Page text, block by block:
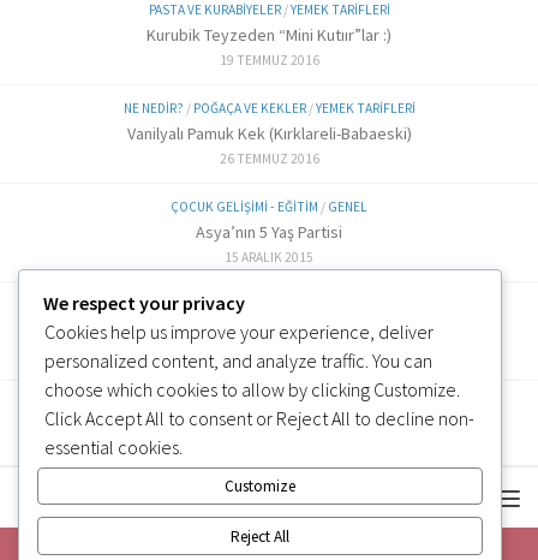
PASTA VE KURABIYELER/YEMEK TARIFLERI
Kurubik Teyzeden “Mini Kutıır”lar :)
19 TEMMUZ 2016
NE NEDIR? / POĞAÇA VE KEKLER/YEMEK TARIFLERI
Vanilyalı Pamuk Kek (Kırklareli-Babaeski)
26 TEMMUZ 2016
ÇOCUK GELIŞIMI - EĞITIM / GENEL
Asya’nın 5 Yaş Partisi
15 ARALIK 2015
ALTERNATIF TARIFLER
Labne Peynir Yapımı (6 ve üzeri)
3 OCAK 2019
We respect your privacy
Cookies help us improve your experience, deliver
personalized content, and analyze traffic. You can
choose which cookies to allow by clicking Customize
ClickAccept All to consent or Reject All to decline non-
essential cookies.
Customize
Reject All